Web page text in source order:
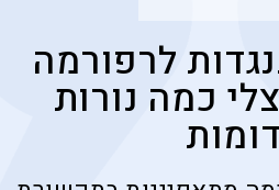
לרפורמה
כמה נורות